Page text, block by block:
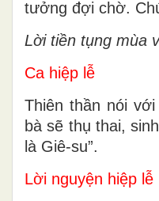
tưởng đợi chờ.
Lời tiền tụng mùa
Ca hiệp lễ
Thiên thần nói
bà sẽ thụ thai,
là Giê-su”.
Lời nguyện hiệp lễ